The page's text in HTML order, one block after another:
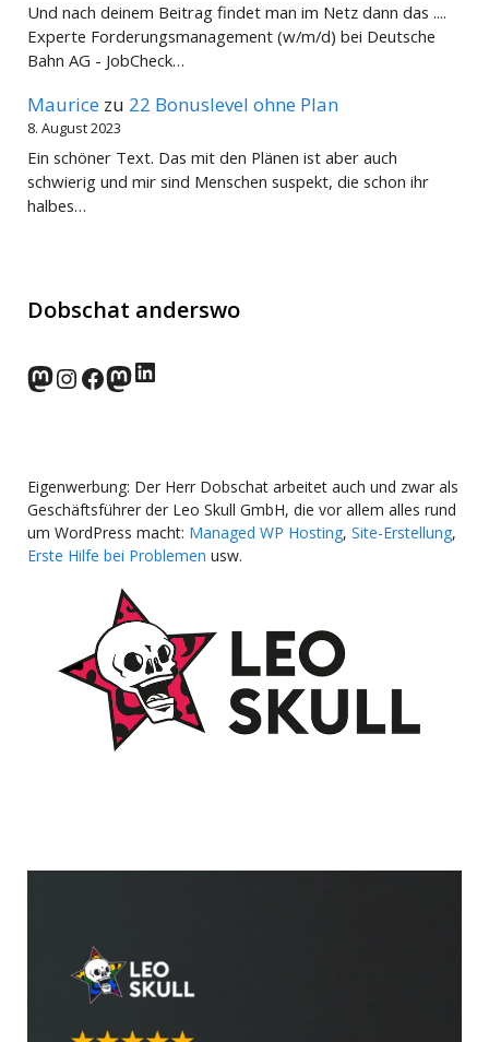
Und nach deinem Beitrag findet man im Netz dann das ....
Experte Forderungsmanagement (w/m/d) bei Deutsche
Bahn AG - JobCheck…
Maurice zu 22 Bonuslevel ohne Plan
8. August 2023
Ein schöner Text. Das mit den Plänen ist aber auch
schwierig und mir sind Menschen suspekt, die schon ihr
halbes…
Dobschat anderswo
norden.social
Instagram
Facebook
wp-punks.social
LinkedIn
Eigenwerbung: Der Herr Dobschat arbeitet auch und zwar als
Geschäftsführer der Leo Skull GmbH, die vor allem alles rund
um WordPress macht: Managed WP Hosting, Site-Erstellung,
Erste Hilfe bei Problemen usw.